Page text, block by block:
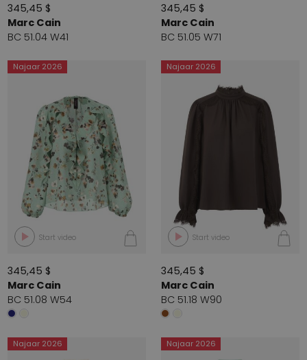
345,45 $
Marc Cain
BC 51.04 W41
345,45 $
Marc Cain
BC 51.05 W71
Najaar 2026
Start video
345,45 $
Marc Cain
BC 51.08 W54
Najaar 2026
Start video
345,45 $
Marc Cain
BC 51.18 W90
Najaar 2026 Najaar 2026